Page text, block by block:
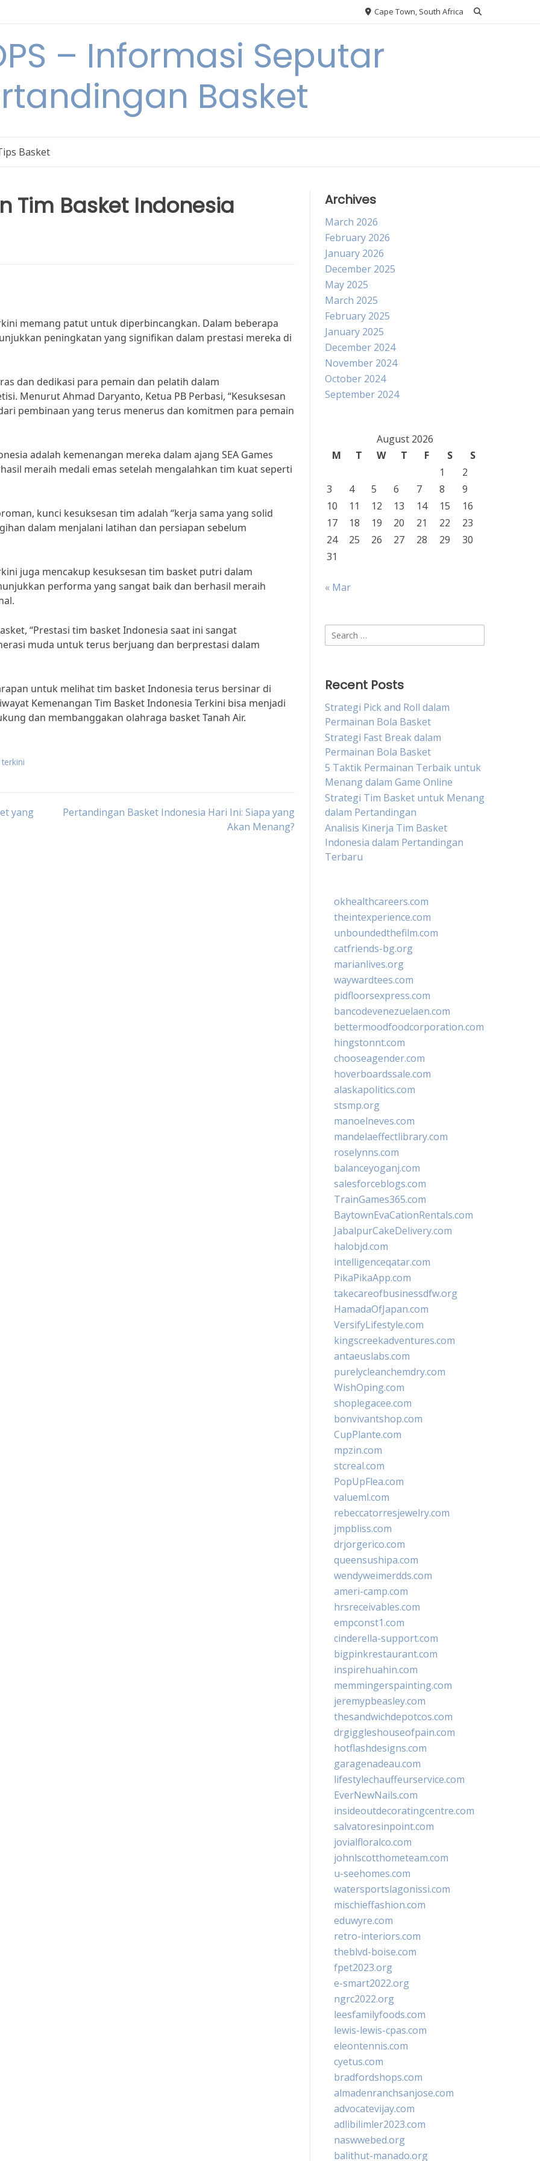
Cape Town, South Africa
– Informasi Seputar
Basket
Basket
Tim Basket Indonesia
memang patut untuk diperbincangkan. Dalam beberapa
peningkatan yang signifikan dalam prestasi mereka di
dan dedikasi para pemain dan pelatih dalam
Menurut Ahmad Daryanto, Ketua PB Perbasi, “Kesuksesan
pembinaan yang terus menerus dan komitmen para pemain
adalah kemenangan mereka dalam ajang SEA Games
meraih medali emas setelah mengalahkan tim kuat seperti
kunci kesuksesan tim adalah “kerja sama yang solid
dalam menjalani latihan dan persiapan sebelum
juga mencakup kesuksesan tim basket putri dalam
performa yang sangat baik dan berhasil meraih
“Prestasi tim basket Indonesia saat ini sangat
muda untuk terus berjuang dan berprestasi dalam
untuk melihat tim basket Indonesia terus bersinar di
Kemenangan Tim Basket Indonesia Terkini bisa menjadi
dan membanggakan olahraga basket Tanah Air.
yang
Pertandingan Basket Indonesia Hari Ini: Siapa yang
Akan Menang?
Archives
March 2026
February 2026
January 2026
December 2025
May 2025
March 2025
February 2025
January 2025
December 2024
November 2024
October 2024
September 2024
August 2026
M
T W T F S
S
1
2
3
4 5 6 7 8
9
10
11 12 13 14 15
16
17
18 19 20 21 22
23
24
25 26 27 28 29
30
31
« Mar
Search
for:
Recent Posts
Strategi Pick and Roll dalam
Permainan Bola Basket
Strategi Fast Break dalam
Permainan Bola Basket
5 Taktik Permainan Terbaik untuk
Menang dalam Game Online
Strategi Tim Basket untuk Menang
dalam Pertandingan
Analisis Kinerja Tim Basket
Indonesia dalam Pertandingan
Terbaru
okhealthcareers.com
theintexperience.com
unboundedthefilm.com
catfriends-bg.org
marianlives.org
waywardtees.com
pidfloorsexpress.com
bancodevenezuelaen.com
bettermoodfoodcorporation.com
hingstonnt.com
chooseagender.com
hoverboardssale.com
alaskapolitics.com
stsmp.org
manoelneves.com
mandelaeffectlibrary.com
roselynns.com
balanceyoganj.com
salesforceblogs.com
TrainGames365.com
BaytownEvaCationRentals.com
JabalpurCakeDelivery.com
halobjd.com
intelligenceqatar.com
PikaPikaApp.com
takecareofbusinessdfw.org
HamadaOfJapan.com
VersifyLifestyle.com
kingscreekadventures.com
antaeuslabs.com
purelycleanchemdry.com
WishOping.com
shoplegacee.com
bonvivantshop.com
CupPlante.com
mpzin.com
stcreal.com
PopUpFlea.com
valueml.com
rebeccatorresjewelry.com
jmpbliss.com
drjorgerico.com
queensushipa.com
wendyweimerdds.com
ameri-camp.com
hrsreceivables.com
empconst1.com
cinderella-support.com
bigpinkrestaurant.com
inspirehuahin.com
memmingerspainting.com
jeremypbeasley.com
thesandwichdepotcos.com
drgiggleshouseofpain.com
hotflashdesigns.com
garagenadeau.com
lifestylechauffeurservice.com
EverNewNails.com
insideoutdecoratingcentre.com
salvatoresinpoint.com
jovialfloralco.com
johnlscotthometeam.com
u-seehomes.com
watersportslagonissi.com
mischieffashion.com
eduwyre.com
retro-interiors.com
theblvd-boise.com
fpet2023.org
e-smart2022.org
ngrc2022.org
leesfamilyfoods.com
lewis-lewis-cpas.com
eleontennis.com
cyetus.com
bradfordshops.com
almadenranchsanjose.com
advocatevijay.com
adlibilimler2023.com
naswwebed.org
balithut-manado.org